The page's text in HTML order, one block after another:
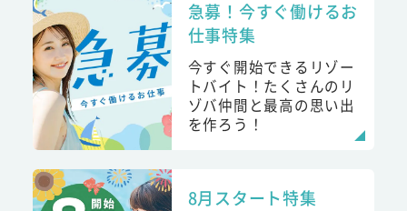
急募！今すぐ働けるお
仕事特集
今すぐ開始できるリゾー
トバイト！たくさんのリ
ゾバ仲間と最高の思い出
を作ろう！
8月スタート特集